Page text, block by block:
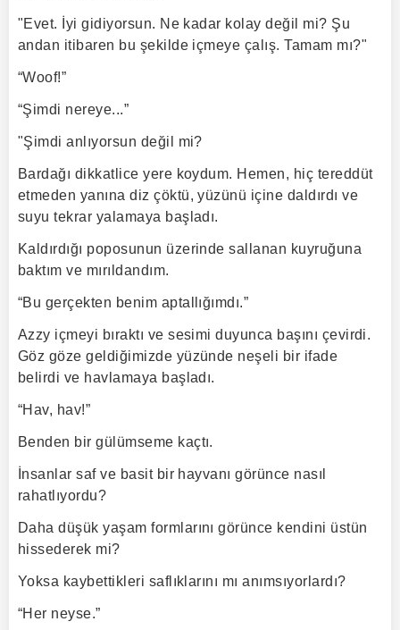
"Evet. İyi gidiyorsun. Ne kadar kolay değil mi? Şu
andan itibaren bu şekilde içmeye çalış. Tamam mı?"
“Woof!”
“Şimdi nereye...”
"Şimdi anlıyorsun değil mi?
Bardağı dikkatlice yere koydum. Hemen, hiç tereddüt
etmeden yanına diz çöktü, yüzünü içine daldırdı ve
suyu tekrar yalamaya başladı.
Kaldırdığı poposunun üzerinde sallanan kuyruğuna
baktım ve mırıldandım.
“Bu gerçekten benim aptallığımdı.”
Azzy içmeyi bıraktı ve sesimi duyunca başını çevirdi.
Göz göze geldiğimizde yüzünde neşeli bir ifade
belirdi ve havlamaya başladı.
“Hav, hav!”
Benden bir gülümseme kaçtı.
İnsanlar saf ve basit bir hayvanı görünce nasıl
rahatlıyordu?
Daha düşük yaşam formlarını görünce kendini üstün
hissederek mi?
Yoksa kaybettikleri saflıklarını mı anımsıyorlardı?
“Her neyse.”